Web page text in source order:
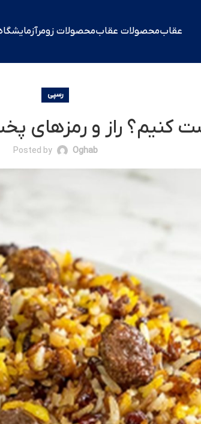
عقابمحصولات عقابمحصولات زومر
رسپی
کنیم؟ راز و رمزهای
Posted by Oghab